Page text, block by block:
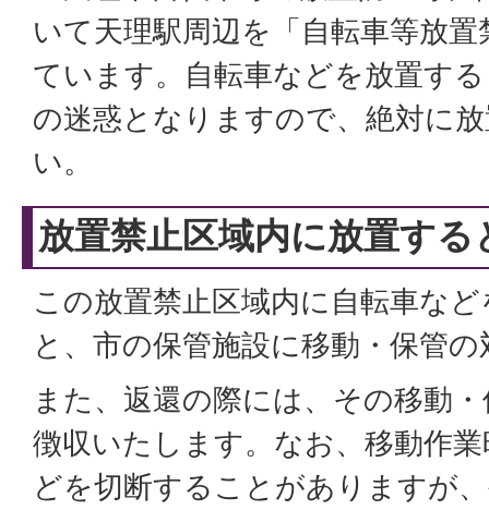
いて天理駅周辺を「自転車等放
ています。自転車などを放置す
の迷惑となりますので、絶対に
い。
放置禁止区域内に放置する
この放置禁止区域内に自転車な
と、市の保管施設に移動・保管
また、返還の際には、その移動
徴収いたします。なお、移動作
どを切断することがありますが